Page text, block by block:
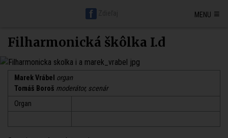
Karlova ves
Podunajské Biskupice
Záhorská Bystrica
Jarovce Čunovo Rusovce
Senec
Malacky Pezinok Modra
MENU ≡
Filharmonická škôlka I.d
Marek Vrábel organ
Tomáš Boroš moderátor, scenár
Organ